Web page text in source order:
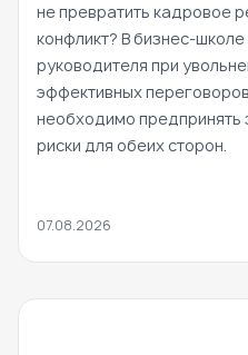
не превратить кадровое
конфликт? В бизнес-
руководителя при
эффективных
необходимо предпринять
риски для обеих сторон.
07.08.2026